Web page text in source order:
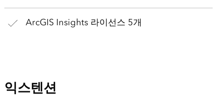
ArcGIS Insights 라이선스 5개
익스텐션